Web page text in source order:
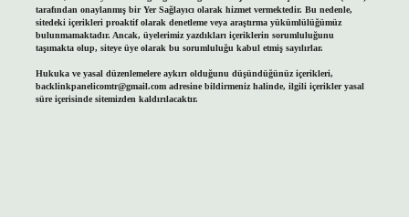
tarafından onaylanmış bir Yer Sağlayıcı olarak hizmet vermektedir. Bu nedenle,
sitedeki içerikleri proaktif olarak denetleme veya araştırma yükümlülüğümüz
bulunmamaktadır. Ancak, üyelerimiz yazdıkları içeriklerin sorumluluğunu
taşımakta olup, siteye üye olarak bu sorumluluğu kabul etmiş sayılırlar.
Hukuka ve yasal düzenlemelere aykırı olduğunu düşündüğünüz içerikleri,
backlinkpanelicomtr@gmail.comadresine bildirmeniz halinde, ilgili içerikler yasal
süre içerisinde sitemizden kaldırılacaktır.